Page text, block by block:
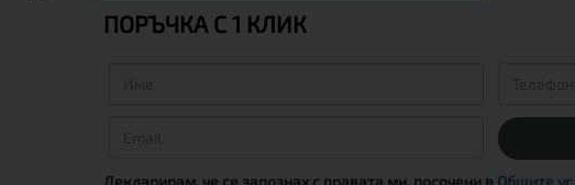
ПОРЪЧКА С 1 КЛИК
Декларирам, че се запознах с правата ми, посочени в Общите